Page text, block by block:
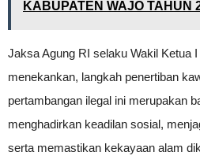
KABUPATEN WAJO TAHUN
Jaksa Agung RI selaku Wakil Ketua
menekankan, langkah penertiban
pertambangan ilegal ini merupakan
menghadirkan keadilan sosial,
serta memastikan kekayaan alam